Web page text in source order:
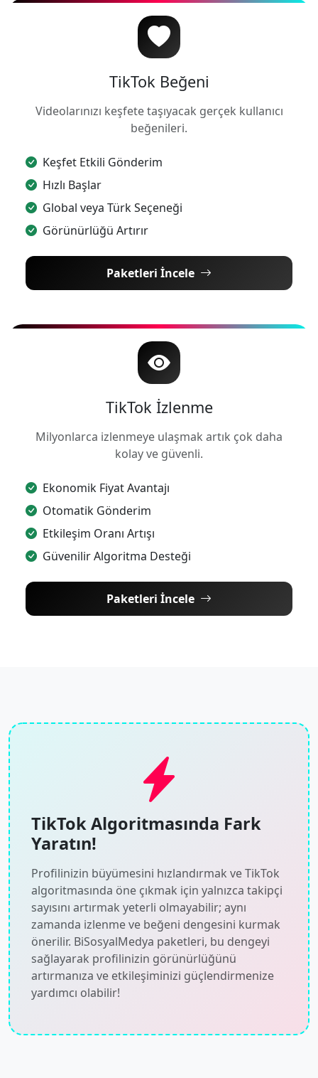
TikTok Beğeni
Videolarınızı keşfete taşıyacak gerçek kullanıcı
beğenileri.
Keşfet Etkili Gönderim
Hızlı Başlar
Global veya Türk Seçeneği
Görünürlüğü Artırır
Paketleri İncele
TikTok İzlenme
Milyonlarca izlenmeye ulaşmak artık çok daha
kolay ve güvenli.
Ekonomik Fiyat Avantajı
Otomatik Gönderim
Etkileşim Oranı Artışı
Güvenilir Algoritma Desteği
Paketleri İncele
TikTok Algoritmasında Fark
Yaratın!
Profilinizin büyümesini hızlandırmak ve TikTok
algoritmasında öne çıkmak için yalnızca takipçi
sayısını artırmak yeterli olmayabilir; aynı
zamanda izlenme ve beğeni dengesini kurmak
önerilir. BiSosyalMedya paketleri, bu dengeyi
sağlayarak profilinizin görünürlüğünü
artırmanıza ve etkileşiminizi güçlendirmenize
yardımcı olabilir!